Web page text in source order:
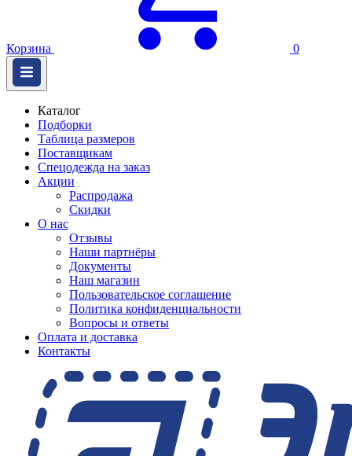
Корзина 0
Каталог
Подборки
Таблица размеров
Поставщикам
Спецодежда на заказ
Акции
Распродажа
Скидки
О нас
Отзывы
Наши партнёры
Документы
Наш магазин
Пользовательское соглашение
Политика конфиденциальности
Вопросы и ответы
Оплата и доставка
Контакты